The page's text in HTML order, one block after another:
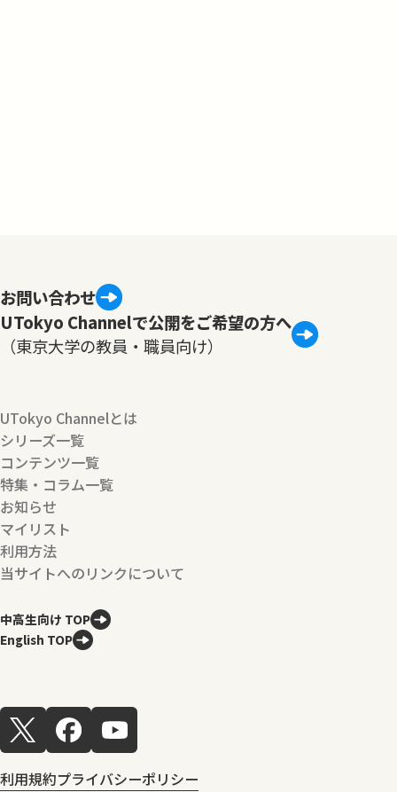
お問い合わせ
UTokyo Channelで公開をご希望の方へ
（東京大学の教員・職員向け）
UTokyo Channelとは
シリーズ一覧
コンテンツ一覧
特集・コラム一覧
お知らせ
マイリスト
利用方法
当サイトへのリンクについて
中高生向け TOP
English TOP
利用規約プライバシーポリシー